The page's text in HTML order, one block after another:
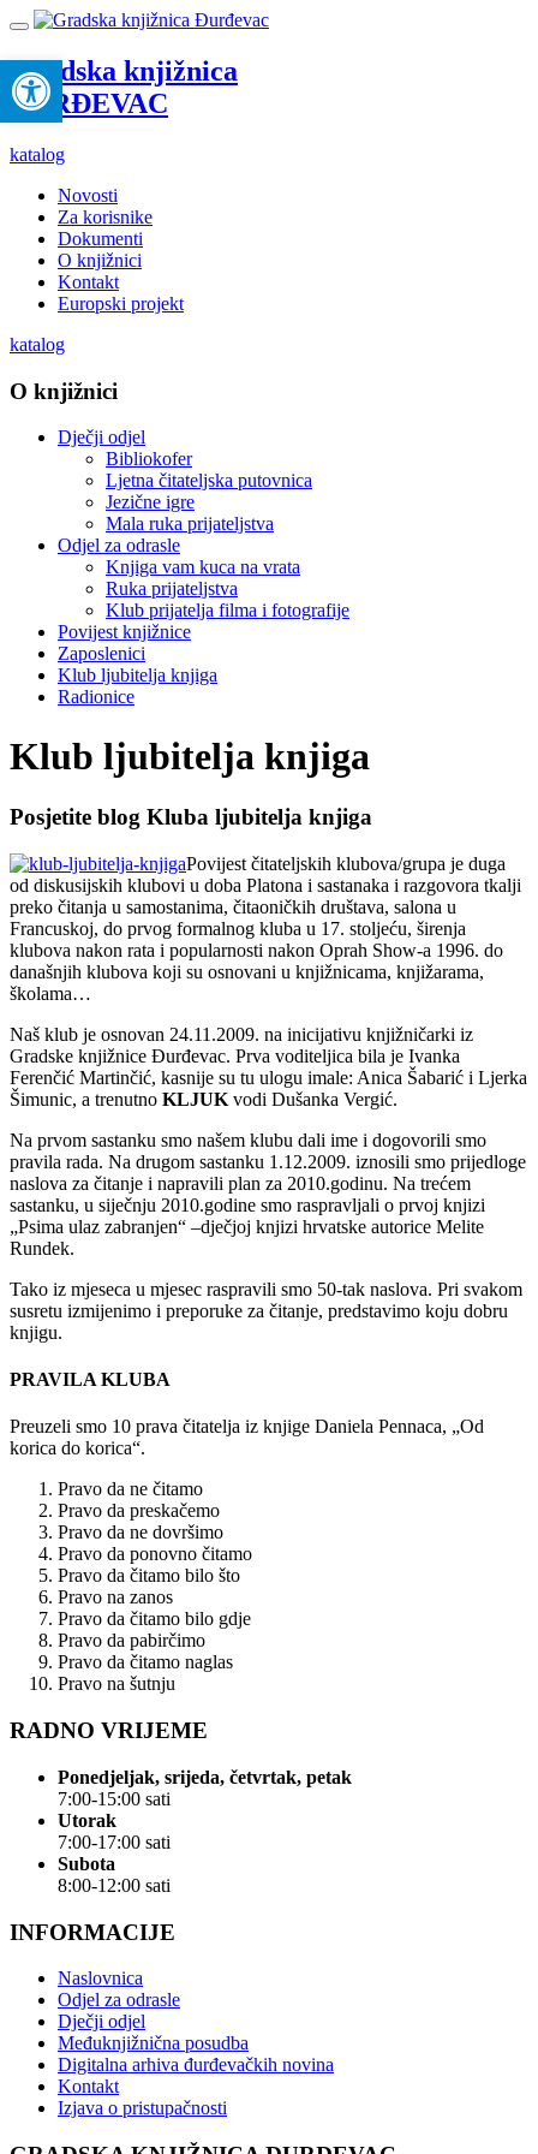
Gradska knjižnica
ĐURĐEVAC
katalog
Novosti
Za korisnike
Dokumenti
O knjižnici
Kontakt
Europski projekt
katalog
O knjižnici
Dječji odjel
Bibliokofer
Ljetna čitateljska putovnica
Jezične igre
Mala ruka prijateljstva
Odjel za odrasle
Knjiga vam kuca na vrata
Ruka prijateljstva
Klub prijatelja filma i fotografije
Povijest knjižnice
Zaposlenici
Klub ljubitelja knjiga
Radionice
Klub ljubitelja knjiga
Posjetite blog Kluba ljubitelja knjiga
Povijest čitateljskih klubova/grupa je duga
od diskusijskih klubovi u doba Platona i sastanaka i razgovora tkalji
preko čitanja u samostanima, čitaoničkih društava, salona u
Francuskoj, do prvog formalnog kluba u 17. stoljeću, širenja
klubova nakon rata i popularnosti nakon Oprah Show-a 1996. do
današnjih klubova koji su osnovani u knjižnicama, knjižarama,
školama…
Naš klub je osnovan 24.11.2009. na inicijativu knjižničarki iz
Gradske knjižnice Đurđevac. Prva voditeljica bila je Ivanka
Ferenčić Martinčić, kasnije su tu ulogu imale: Anica Šabarić i Ljerka
Šimunic, a trenutno KLJUK vodi Dušanka Vergić.
Na prvom sastanku smo našem klubu dali ime i dogovorili smo
pravila rada. Na drugom sastanku 1.12.2009. iznosili smo prijedloge
naslova za čitanje i napravili plan za 2010.godinu. Na trećem
sastanku, u siječnju 2010.godine smo raspravljali o prvoj knjizi
„Psima ulaz zabranjen“ –dječjoj knjizi hrvatske autorice Melite
Rundek.
Tako iz mjeseca u mjesec raspravili smo 50-tak naslova. Pri svakom
susretu izmijenimo i preporuke za čitanje, predstavimo koju dobru
knjigu.
PRAVILA KLUBA
Preuzeli smo 10 prava čitatelja iz knjige Daniela Pennaca, „Od
korica do korica“.
Pravo da ne čitamo
Pravo da preskačemo
Pravo da ne dovršimo
Pravo da ponovno čitamo
Pravo da čitamo bilo što
Pravo na zanos
Pravo da čitamo bilo gdje
Pravo da pabirčimo
Pravo da čitamo naglas
Pravo na šutnju
RADNO VRIJEME
Ponedjeljak, srijeda, četvrtak, petak
7:00-15:00 sati
Utorak
7:00-17:00 sati
Subota
8:00-12:00 sati
INFORMACIJE
Naslovnica
Odjel za odrasle
Dječji odjel
Međuknjižnična posudba
Digitalna arhiva đurđevačkih novina
Kontakt
Izjava o pristupačnosti
Open toolbar